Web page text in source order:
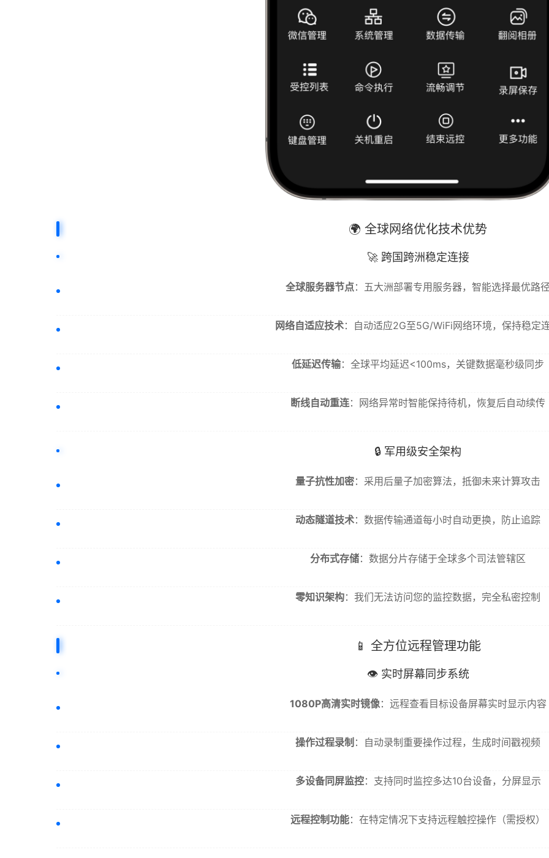
🌍 全球网络优化技术优势
🚀 跨国跨洲稳定连接
全球服务器节点：五大洲部署专用服务器，智能选择最优路
网络自适应技术：自动适应2G至5G/WiFi网络环境，保持稳定
低延迟传输：全球平均延迟<100ms，关键数据毫秒级同步
断线自动重连：网络异常时智能保持待机，恢复后自动续传
🔒 军用级安全架构
量子抗性加密：采用后量子加密算法，抵御未来计算攻击
动态隧道技术：数据传输通道每小时自动更换，防止追踪
分布式存储：数据分片存储于全球多个司法管辖区
零知识架构：我们无法访问您的监控数据，完全私密控制
📱 全方位远程管理功能
👁️ 实时屏幕同步系统
1080P高清实时镜像：远程查看目标设备屏幕实时显示内容
操作过程录制 ：自动录制重要操作过程，生成时间戳视频
多设备同屏监控：支持同时监控多达10台设备，分屏显示
远程控制功能：在特定情况下支持远程触控操作（需授权）